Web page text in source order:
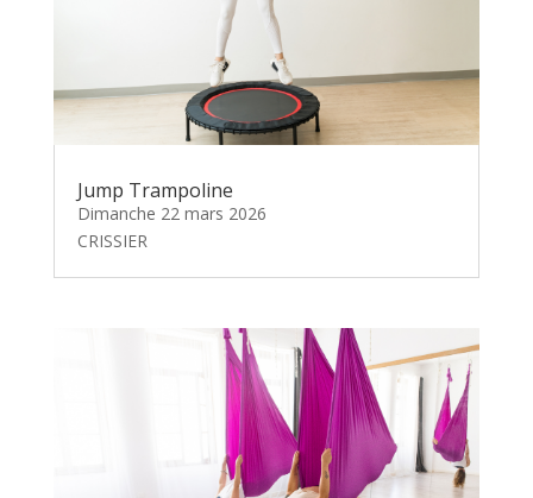
Jump Trampoline
Dimanche 22 mars 2026
CRISSIER